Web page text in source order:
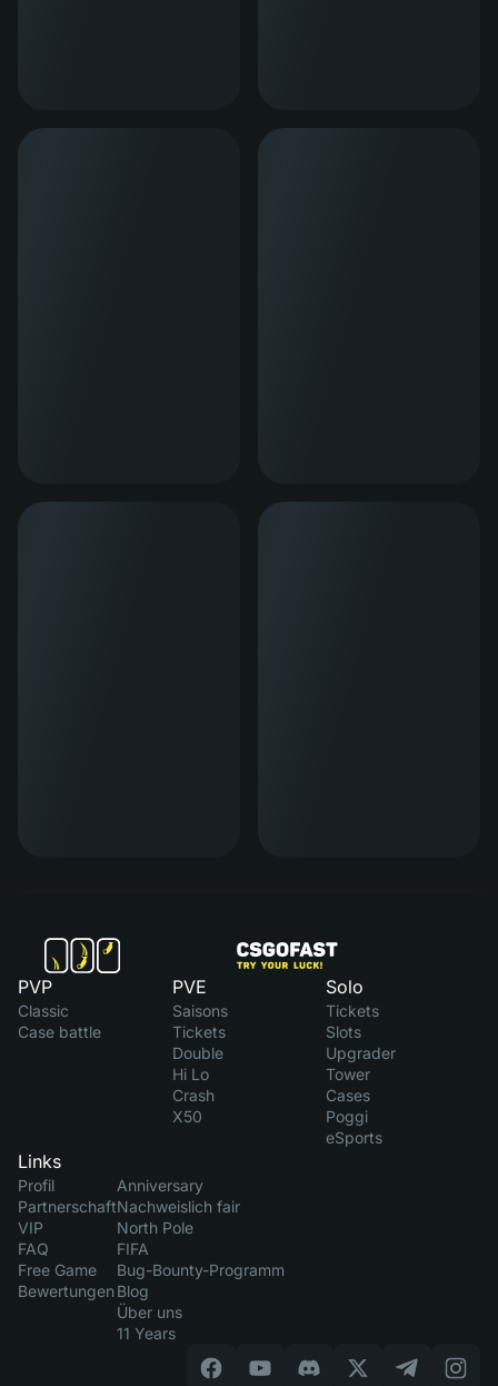
PVP
Classic
Case battle
PVE
Saisons
Tickets
Double
Hi Lo
Crash
X50
Solo
Tickets
Slots
Upgrader
Tower
Cases
Poggi
eSports
Links
Profil
Partnerschaft
VIP
FAQ
Free Game
Bewertungen
Anniversary
Nachweislich fair
North Pole
FIFA
Bug-Bounty-Programm
Blog
Über uns
11 Years